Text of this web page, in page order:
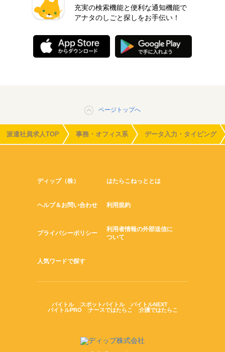
充実の検索機能と便利な通知機能で
アナタのしごと探しをお手伝い！
ページトップへ
派遣社員求人TOP 事務・オフィス系 データ入力・タイピング
ディップ（株） はたらこねっととは
ヘルプ＆お問い合わせ 利用規約
プライバシーポリシー
利用者情報の外部送信に
ついて
人気ワードで探す
バイトル スポットバイトル
バイトルNEXT
バイトルPRO
ナースではたらこ 介護ではたらこ